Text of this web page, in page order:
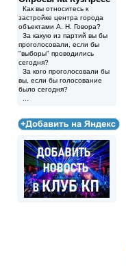
Как вы относитесь к
застройке центра города
объектами А. Н. Говора?
За какую из партий вы бы
проголосовали, если бы
"выборы" проводились
сегодня?
За кого проголосовали бы
вы, если бы голосование
было сегодня?